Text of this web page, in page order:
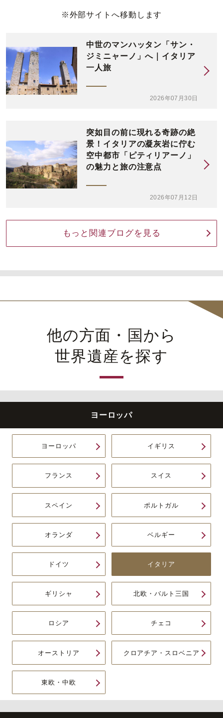
※外部サイトへ移動します
中世のマンハッタン「サン・
ジミニャーノ」へ｜イタリア
一人旅
2026年07月30日
突如目の前に現れる奇跡の絶
景！イタリアの凝灰岩に佇む
空中都市「ピティリアーノ」
の魅力と旅の注意点
2026年07月12日
もっと関連ブログを見る
他の方面・国から
世界遺産を探す
ヨーロッパ
ヨーロッパ イギリス
フランス スイス
スペイン ポルトガル
オランダ ベルギー
ドイツ イタリア
ギリシャ 北欧・バルト三国
ロシア チェコ
オーストリア クロアチア・スロベニア
東欧・中欧